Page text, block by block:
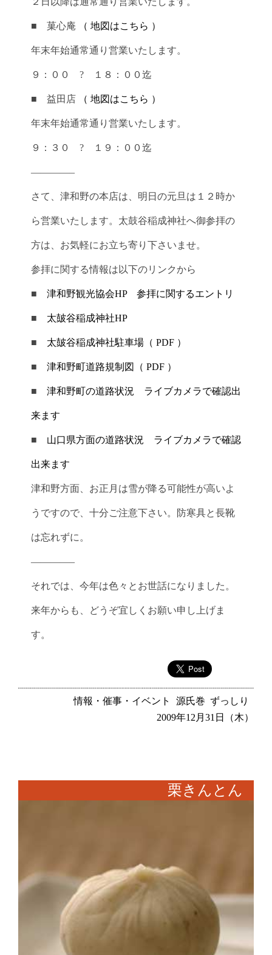
■ 菓心庵 （ 地図はこちら ）
年末年始通常通り営業いたします。
９：００ ? １８：００迄
■ 益田店 （ 地図はこちら ）
年末年始通常通り営業いたします。
９：３０ ? １９：００迄
————–
さて、津和野の本店は、明日の元旦は１２時か
ら営業いたします。太鼓谷稲成神社へ御参拝の
方は、お気軽にお立ち寄り下さいませ。
参拝に関する情報は以下のリンクから
■ 津和野観光協会HP 参拝に関するエントリ
■ 太皷谷稲成神社HP
■ 太皷谷稲成神社駐車場（ PDF ）
■ 津和野町道路規制図（ PDF ）
■ 津和野町の道路状況 ライブカメラで確認出
来ます
■ 山口県方面の道路状況 ライブカメラで確認
出来ます
津和野方面、お正月は雪が降る可能性が高いよ
うですので、十分ご注意下さい。防寒具と長靴
は忘れずに。
————–
それでは、今年は色々とお世話になりました。
来年からも、どうぞ宜しくお願い申し上げま
す。
情報・催事・イベント 源氏巻 ずっしり
2009年12月31日（木）
栗きんとん